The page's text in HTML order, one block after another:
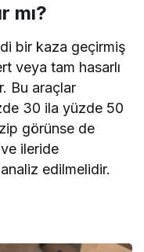
mı?
bir kaza geçirmiş
veya tam hasarlı
Bu araçlar
30 ila yüzde 50
görünse de
ileride
edilmelidir.